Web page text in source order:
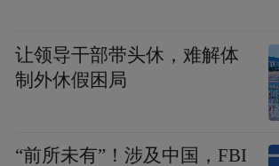
让领导干部带头休，难解体
制外休假困局
“前所未有”！涉及中国，FBI